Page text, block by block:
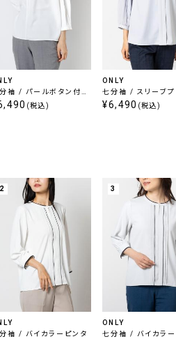
袖 / パールボタン付き
ネックブラウス ホワイ
(税込)
ONLY
七分袖 / スリーブプ
入りブラウス グレー
¥6,490 (税込)
2
袖 / バイカラーピンタ
3
ONLY
七分袖 / バイカラ